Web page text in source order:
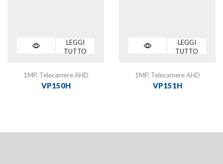
LEGGI
TUTTO
1MP, Telecamere AHD
VP150H
LEGGI
TUTTO
1MP, Telecamere AHD
VP151H